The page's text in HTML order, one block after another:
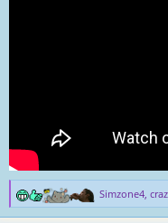
R
e
Simzone4